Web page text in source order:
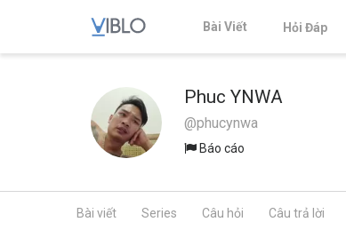
Bài Viết Hỏi Đáp
Phuc YNWA
@phucynwa
Báo cáo
Bài viết Series Câu hỏi Câu trả lời